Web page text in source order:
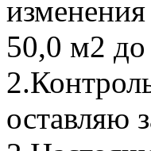
50,0 м2
оставляю